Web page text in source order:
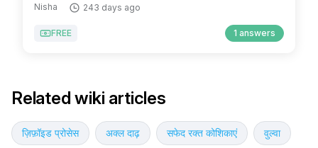
Nisha 243 days ago
FREE 1 answers
Related wiki articles
ज़िफ़ॉइड प्रोसेस अक्ल दाढ़ सफेद रक्त कोशिकाएं वुल्वा